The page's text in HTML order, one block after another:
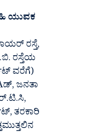
ಯುವಕ
ರಸ್ತೆ,
ರಸ್ತೆಯ
ವರೆಗೆ)
ಜನತಾ
ತರಕಾರಿ